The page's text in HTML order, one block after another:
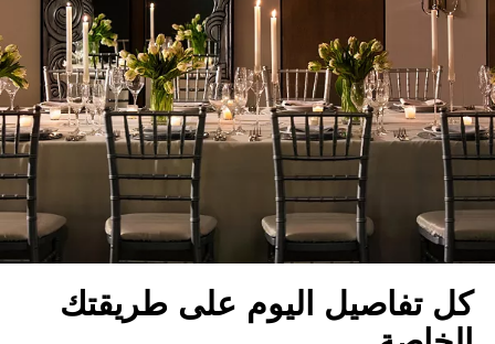
كل تفاصيل اليوم على طريقتك